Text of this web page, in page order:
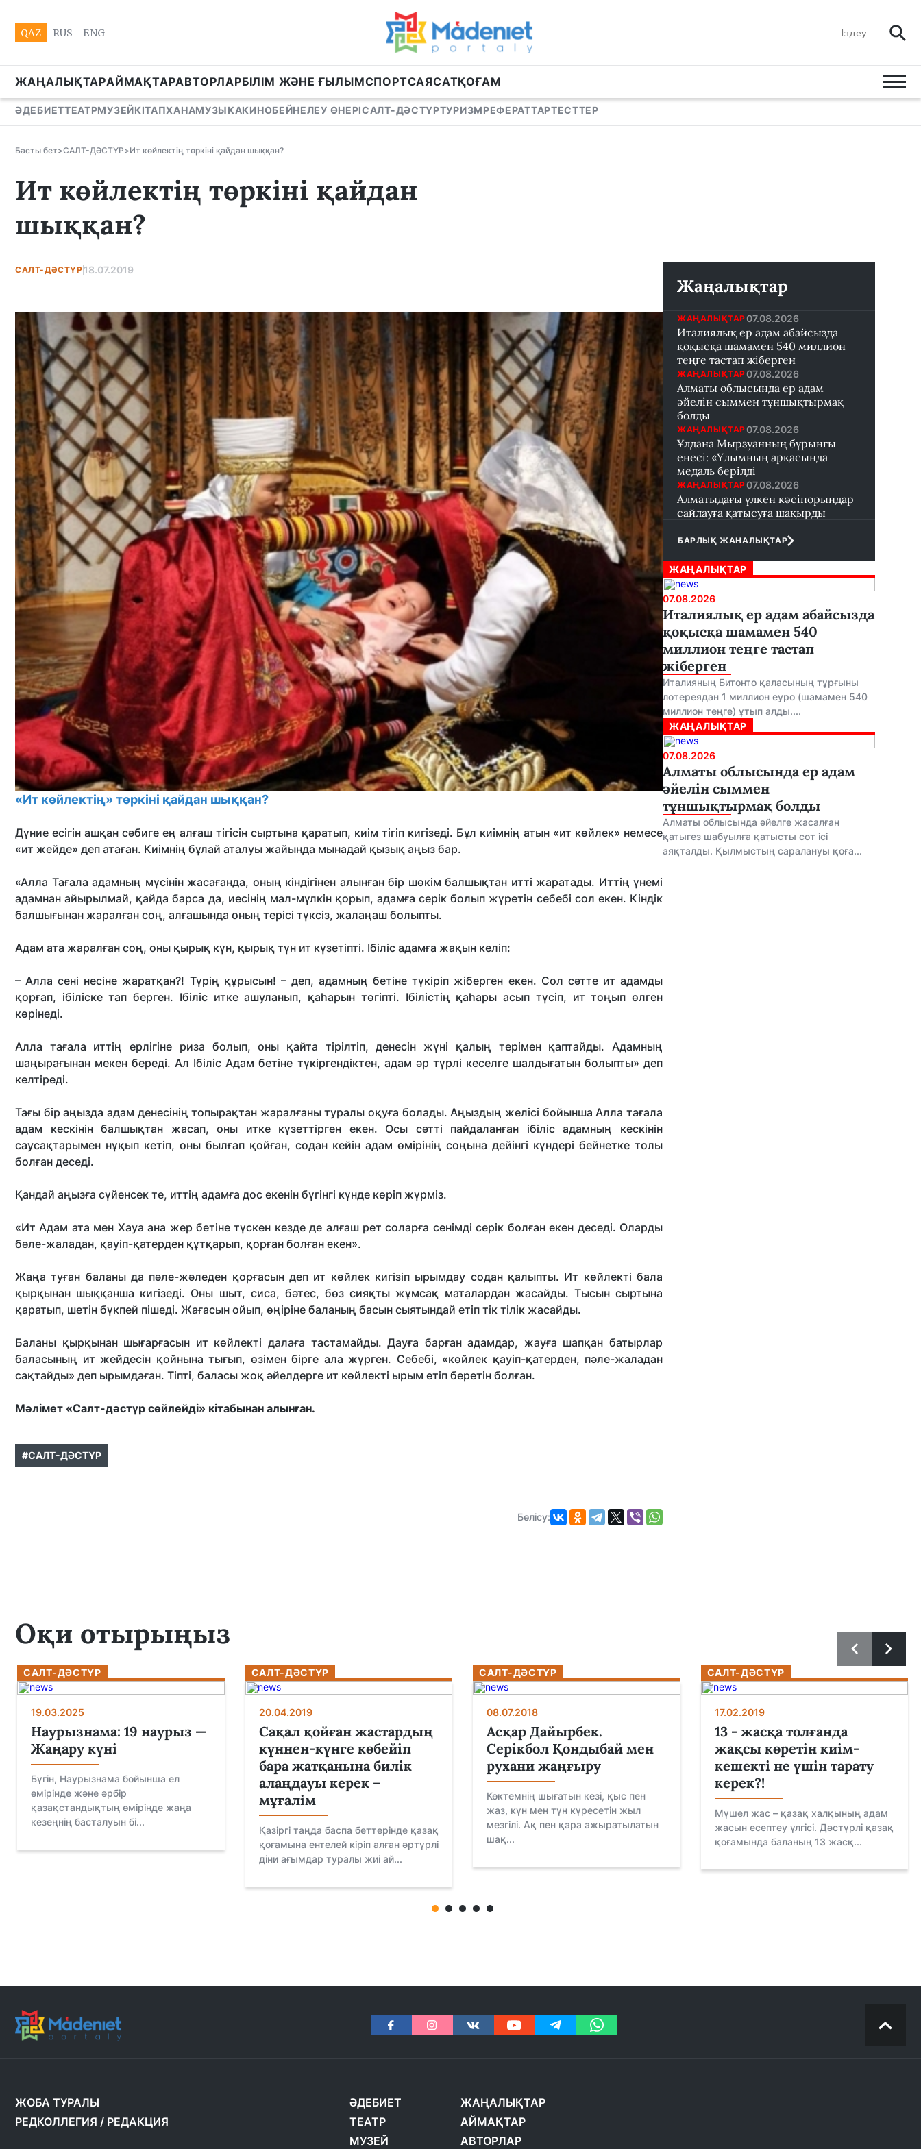
QAZ RUS ENG
ЖАҢАЛЫҚТАРАЙМАҚТАРАВТОРЛАРБІЛІМ ЖӘНЕ ҒЫЛЫМСПОРТСАЯСАТҚОҒАМ
ӘДЕБИЕТТЕАТРМУЗЕЙКІТАПХАНАМУЗЫКАКИНОБЕЙНЕЛЕУ ӨНЕРІСАЛТ-ДӘСТҮРТУРИЗМРЕФЕРАТТАРТЕСТТЕР
Басты бет>САЛТ-ДӘСТҮР>Ит көйлектің төркіні қайдан шыққан?
Ит көйлектің төркіні қайдан
шыққан?
САЛТ-ДӘСТҮР 18.07.2019
«Ит көйлектің» төркіні қайдан шыққан?
Дүние есігін ашқан сәбиге ең алғаш тігісін сыртына қаратып, киім тігіп кигізеді. Бұл киімнің атын «ит көйлек» немесе
«ит жейде» деп атаған. Киімнің бұлай аталуы жайында мынадай қызық аңыз бар.
«Алла Тағала адамның мүсінін жасағанда, оның кіндігінен алынған бір шөкім балшықтан итті жаратады. Иттің үнемі
адамнан айырылмай, қайда барса да, иесінің мал-мүлкін қорып, адамға серік болып жүретін себебі сол екен. Кіндік
балшығынан жаралған соң, алғашында оның терісі түксіз, жалаңаш болыпты.
Адам ата жаралған соң, оны қырық күн, қырық түн ит күзетіпті. Ібіліс адамға жақын келіп:
– Алла сені несіне жаратқан?! Түрің құрысын! – деп, адамның бетіне түкіріп жіберген екен. Сол сәтте ит адамды
қорғап, ібіліске тап берген. Ібіліс итке ашуланып, қаһарын төгіпті. Ібілістің қаһары асып түсіп, ит тоңып өлген
көрінеді.
Алла тағала иттің ерлігіне риза болып, оны қайта тірілтіп, денесін жүні қалың терімен қаптайды. Адамның
шаңырағынан мекен береді. Ал Ібіліс Адам бетіне түкіргендіктен, адам әр түрлі кеселге шалдығатын болыпты» деп
келтіреді.
Тағы бір аңызда адам денесінің топырақтан жаралғаны туралы оқуға болады. Аңыздың желісі бойынша Алла тағала
адам кескінін балшықтан жасап, оны итке күзеттірген екен. Осы сәтті пайдаланған ібіліс адамның кескінін
саусақтарымен нұқып кетіп, оны былғап қойған, содан кейін адам өмірінің соңына дейінгі күндері бейнетке толы
болған деседі.
Қандай аңызға сүйенсек те, иттің адамға дос екенін бүгінгі күнде көріп жүрміз.
«Ит Адам ата мен Хауа ана жер бетіне түскен кезде де алғаш рет соларға сенімді серік болған екен деседі. Оларды
бәле-жаладан, қауіп-қатерден құтқарып, қорған болған екен».
Жаңа туған баланы да пәле-жәледен қорғасын деп ит көйлек кигізіп ырымдау содан қалыпты. Ит көйлекті бала
қырқынан шыққанша кигізеді. Оны шыт, сиса, бәтес, бөз сияқты жұмсақ маталардан жасайды. Тысын сыртына
қаратып, шетін бүкпей пішеді. Жағасын ойып, өңіріне баланың басын сыятындай етіп тік тілік жасайды.
Баланы қырқынан шығарғасын ит көйлекті далаға тастамайды. Дауға барған адамдар, жауға шапқан батырлар
баласының ит жейдесін қойнына тығып, өзімен бірге ала жүрген. Себебі, «көйлек қауіп-қатерден, пәле-жаладан
сақтайды» деп ырымдаған. Тіпті, баласы жоқ әйелдерге ит көйлекті ырым етіп беретін болған.
Мәлімет «Салт-дәстүр сөйлейді» кітабынан алынған.
#САЛТ-ДӘСТҮР
Бөлісу:
Жаңалықтар
ЖАҢАЛЫҚТАР 07.08.2026
Италиялық ер адам абайсызда
қоқысқа шамамен 540 миллион
теңге тастап жіберген
ЖАҢАЛЫҚТАР 07.08.2026
Алматы облысында ер адам
әйелін сыммен тұншықтырмақ
болды
ЖАҢАЛЫҚТАР 07.08.2026
Ұлдана Мырзуанның бұрынғы
енесі: «Ұлымның арқасында
медаль берілді
ЖАҢАЛЫҚТАР 07.08.2026
Алматыдағы үлкен кәсіпорындар
сайлауға қатысуға шақырды
БАРЛЫҚ ЖАНАЛЫҚТАР
ЖАҢАЛЫҚТАР
07.08.2026
Италиялық ер адам абайсызда
қоқысқа шамамен 540
миллион теңге тастап
жіберген
Италияның Битонто қаласының тұрғыны
лотереядан 1 миллион еуро (шамамен 540
миллион теңге) ұтып алды....
ЖАҢАЛЫҚТАР
07.08.2026
Алматы облысында ер адам
әйелін сыммен
тұншықтырмақ болды
Алматы облысында әйелге жасалған
қатыгез шабуылға қатысты сот ісі
аяқталды. Қылмыстың саралануы қоға...
Оқи отырыңыз
САЛТ-ДӘСТҮР
19.03.2025
Наурызнама: 19 наурыз —
Жаңару күні
Бүгін, Наурызнама бойынша ел
өмірінде және әрбір
қазақстандықтың өмірінде жаңа
кезеңнің басталуын бі...
САЛТ-ДӘСТҮР
20.04.2019
Сақал қойған жастардың
күннен-күнге көбейіп
бара жатқанына билік
алаңдауы керек –
мұғалім
Қазіргі таңда баспа беттерінде қазақ
қоғамына ентелей кіріп алған әртүрлі
діни ағымдар туралы жиі ай...
САЛТ-ДӘСТҮР
08.07.2018
Асқар Дайырбек.
Серікбол Қондыбай мен
рухани жаңғыру
Көктемнің шығатын кезі, қыс пен
жаз, күн мен түн күресетін жыл
мезгілі. Ақ пен қара ажыратылатын
шақ...
САЛТ-ДӘСТҮР
17.02.2019
13 - жасқа толғанда
жақсы көретін киім-
кешекті не үшін тарату
керек?!
Мүшел жас – қазақ халқының адам
жасын есептеу үлгісі. Дәстүрлі қазақ
қоғамында баланың 13 жасқ...
ЖОБА ТУРАЛЫ
РЕДКОЛЛЕГИЯ / РЕДАКЦИЯ
ӘДЕБИЕТ
ТЕАТР
МУЗЕЙ
ЖАҢАЛЫҚТАР
АЙМАҚТАР
АВТОРЛАР